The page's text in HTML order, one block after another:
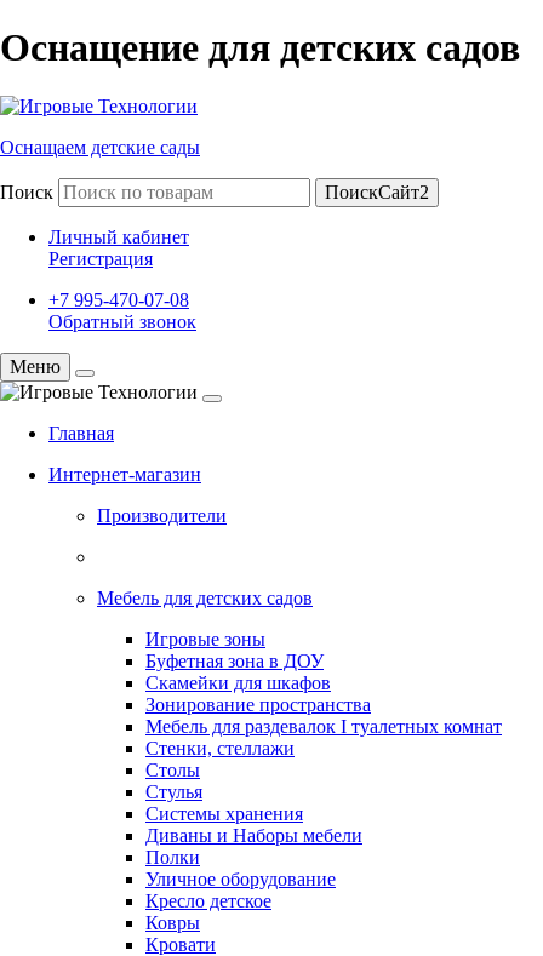
Оснащение для детских садов
Оснащаем детские сады
Поиск ПоискСайт2
Личный кабинет
Регистрация
+7 995-470-07-08
Обратный звонок
Меню
Главная
Интернет-магазин
Производители
Мебель для детских садов
Игровые зоны
Буфетная зона в ДОУ
Скамейки для шкафов
Зонирование пространства
Мебель для раздевалок I туалетных комнат
Стенки, стеллажи
Столы
Стулья
Системы хранения
Диваны и Наборы мебели
Полки
Уличное оборудование
Кресло детское
Ковры
Кровати